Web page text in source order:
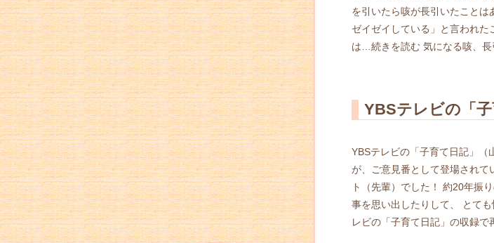
を引いたら咳が長引いたこと
ゼイゼイしている」と言われ
は… 続きを読む 気になる咳、
YBSテレビの「
YBSテレビの「子育て日記」（
が、ご意見番として登場されて
ト（先輩）でした！ 約20年振
事を思い出したりして、 とて
レビの「子育て日記」の収録で